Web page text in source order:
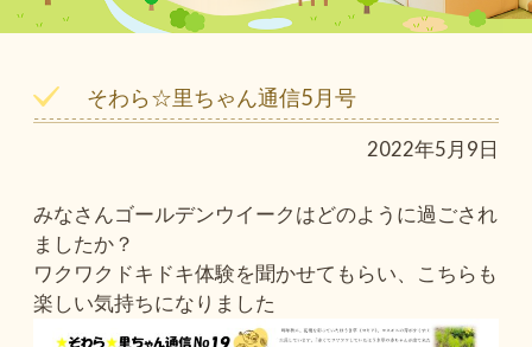
そわら☆里ちゃん通信5月号
2022年5月9日
みなさんゴールデンウイークはどのように過ごされ
ましたか？
ワクワクドキドキ体験を聞かせてもらい、こちらも
楽しい気持ちになりました